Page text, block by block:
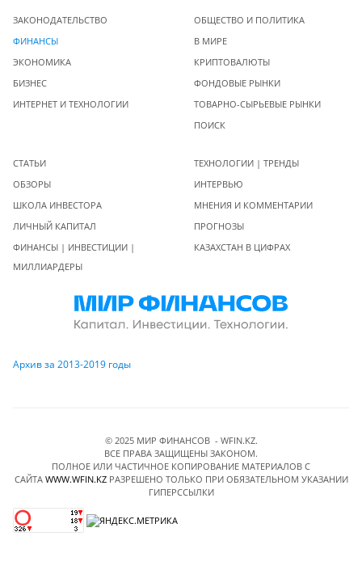
ЗАКОНОДАТЕЛЬСТВО
ФИНАНСЫ
ЭКОНОМИКА
БИЗНЕС
ИНТЕРНЕТ И ТЕХНОЛОГИИ
ОБЩЕСТВО И ПОЛИТИКА
В МИРЕ
КРИПТОВАЛЮТЫ
ФОНДОВЫЕ РЫНКИ
ТОВАРНО-СЫРЬЕВЫЕ РЫНКИ
ПОИСК
СТАТЬИ
ОБЗОРЫ
ШКОЛА ИНВЕСТОРА
ЛИЧНЫЙ КАПИТАЛ
ФИНАНСЫ | ИНВЕСТИЦИИ |
МИЛЛИАРДЕРЫ
ТЕХНОЛОГИИ | ТРЕНДЫ
ИНТЕРВЬЮ
МНЕНИЯ И КОММЕНТАРИИ
ПРОГНОЗЫ
КАЗАХСТАН В ЦИФРАХ
Архив за 2013-2019 годы
© 2025 МИР ФИНАНСОВ - WFIN.KZ.
ВСЕ ПРАВА ЗАЩИЩЕНЫ ЗАКОНОМ.
ПОЛНОЕ ИЛИ ЧАСТИЧНОЕ КОПИРОВАНИЕ МАТЕРИАЛОВ C
САЙТА WWW.WFIN.KZРАЗРЕШЕНО ТОЛЬКО ПРИ ОБЯЗАТЕЛЬНОМ УКАЗАНИИ
ГИПЕРССЫЛКИ